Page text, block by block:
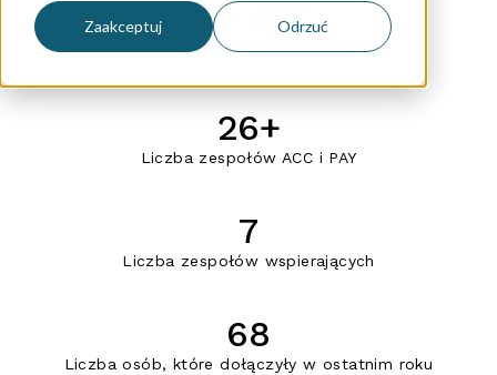
Zaakceptuj Odrzuć
330+
Liczba pracowników
26+
Liczba zespołów ACC i PAY
7
Liczba zespołów wspierających
68
Liczba osób, które dołączyły w ostatnim roku